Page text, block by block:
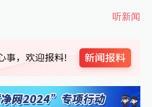
听新闻